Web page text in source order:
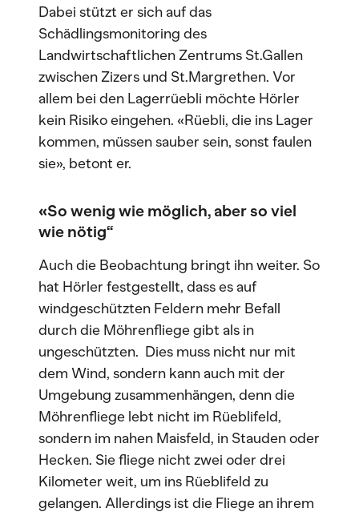
Dabei stützt er sich auf das
Schädlingsmonitoring des
Landwirtschaftlichen Zentrums St.Gallen
zwischen Zizers und St.Margrethen. Vor
allem bei den Lagerrüebli möchte Hörler
kein Risiko eingehen. «Rüebli, die ins Lager
kommen, müssen sauber sein, sonst faulen
sie», betont er.
«So wenig wie möglich, aber so viel
wie nötig“
Auch die Beobachtung bringt ihn weiter. So
hat Hörler festgestellt, dass es auf
windgeschützten Feldern mehr Befall
durch die Möhrenfliege gibt als in
ungeschützten. Dies muss nicht nur mit
dem Wind, sondern kann auch mit der
Umgebung zusammenhängen, denn die
Möhrenfliege lebt nicht im Rüeblifeld,
sondern im nahen Maisfeld, in Stauden oder
Hecken. Sie fliege nicht zwei oder drei
Kilometer weit, um ins Rüeblifeld zu
gelangen. Allerdings ist die Fliege an ihrem